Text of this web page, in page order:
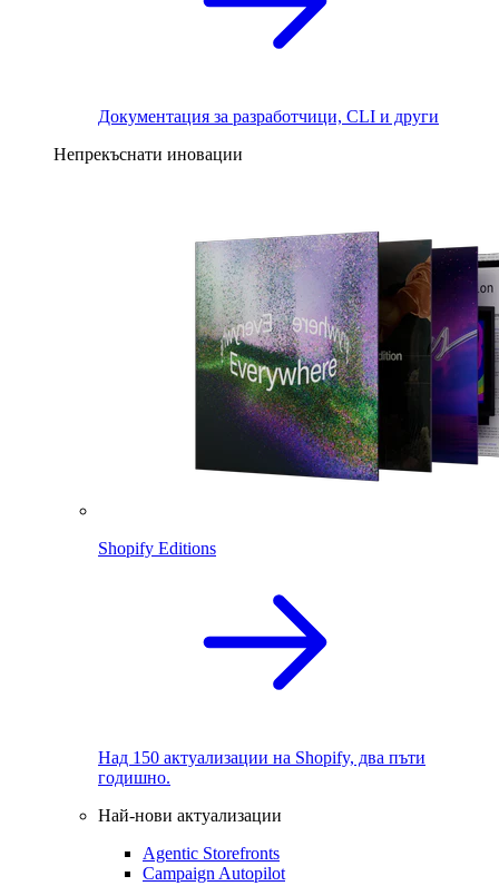
Документация за разработчици, CLI и други
Непрекъснати иновации
Shopify Editions
Над 150 актуализации на Shopify, два пъти
годишно.
Най-нови актуализации
Agentic Storefronts
Campaign Autopilot